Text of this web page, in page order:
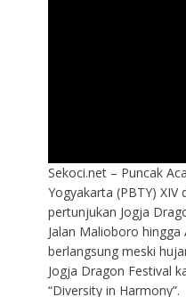
Sekoci.net – Puncak
Yogyakarta (PBTY) XIV
pertunjukan Jogja
Jalan Malioboro
berlangsung meski
Jogja Dragon Festival
“Diversity in Harmony”.